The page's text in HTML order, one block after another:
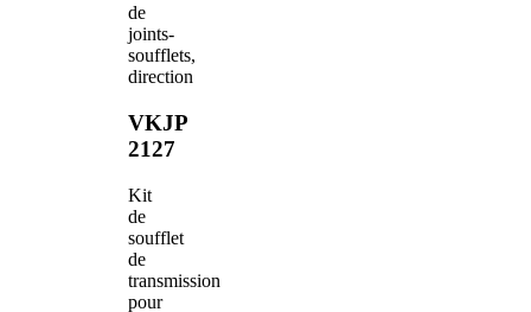
de
joints-
soufflets,
direction
VKJP
2127
Kit
de
soufflet
de
transmission
pour